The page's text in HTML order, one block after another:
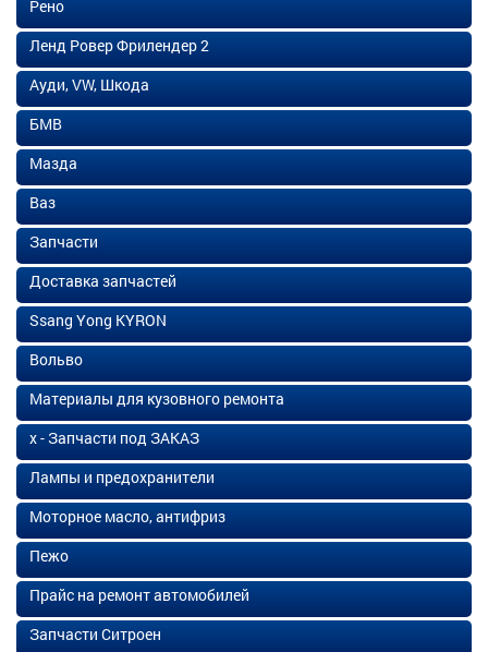
Рено
Ленд Ровер Фрилендер 2
Ауди, VW, Шкода
БМВ
Мазда
Ваз
Запчасти
Доставка запчастей
Ssang Yong KYRON
Вольво
Материалы для кузовного ремонта
х - Запчасти под ЗАКАЗ
Лампы и предохранители
Моторное масло, антифриз
Пежо
Прайс на ремонт автомобилей
Запчасти Ситроен